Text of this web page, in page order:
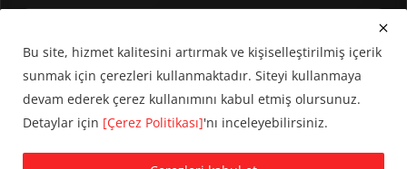
© 2024 CUMHA (Cumhur Haber Ajansı) Tüm hakları saklıdır.
Bu site, hizmet kalitesini artırmak ve kişiselleştirilmiş içerik
sunmak için çerezleri kullanmaktadır. Siteyi kullanmaya
devam ederek çerez kullanımını kabul etmiş olursunuz.
Detaylar için [Çerez Politikası]'nı inceleyebilirsiniz.